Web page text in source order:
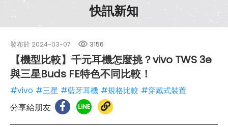
快訊新知
發布於 2024-03-07 3156
【機型比較】千元耳機怎麼挑？vivo TWS 3e
與三星Buds FE特色不同比較！
#vivo #三星 #藍牙耳機 #規格比較 #穿戴式裝置
分享給朋友